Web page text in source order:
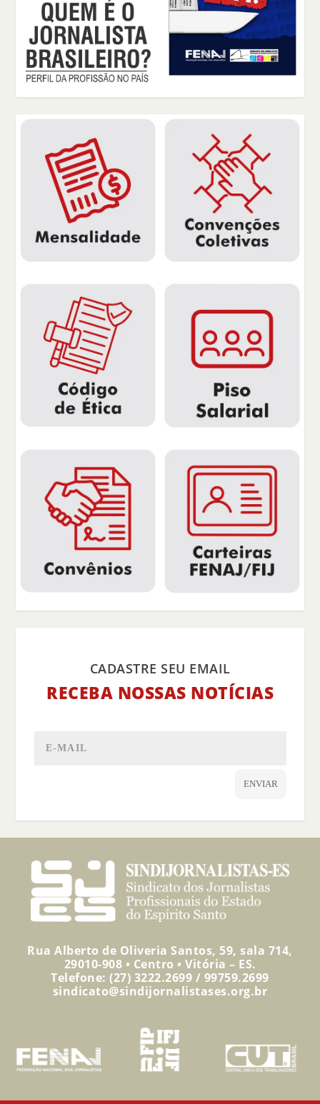
CADASTRE SEU EMAIL
RECEBA NOSSAS NOTÍCIAS
ENVIAR
Rua Alberto de Oliveria Santos, 59, sala 714,
29010-908 • Centro • Vitória – ES.
Telefone: (27) 3222.2699 / 99759.2699
sindicato@sindijornalistases.org.br